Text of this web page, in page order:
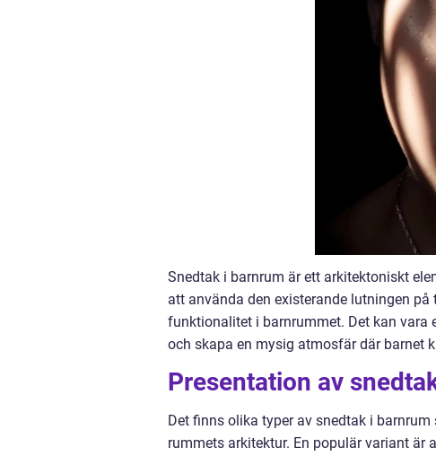
Snedtak i barnrum är ett arkitektoniskt
att använda den existerande lutningen
funktionalitet i barnrummet. Det kan vara
och skapa en mysig atmosfär där barnet
Presentation av
Det finns olika typer av snedtak i
rummets arkitektur. En populär variant är